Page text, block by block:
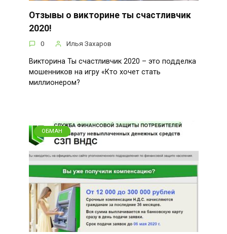
Отзывы о викторине ты счастливчик
2020!
0 Илья Захаров
Викторина Ты счастливчик 2020 – это подделка
мошенников на игру «Кто хочет стать
миллионером?
ОБМАН